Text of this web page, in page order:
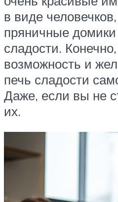
в виде
пряничные домики
сладости.
возможность и
печь сладости
Даже, если вы не
их.